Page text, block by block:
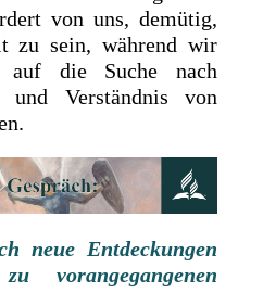
von uns, demütig,
zu sein, während wir
auf die Suche nach
und Verständnis von
neue Entdeckungen
vorangegangenen